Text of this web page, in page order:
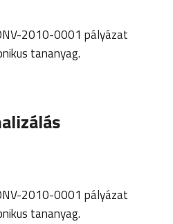
2010-0001 pályázat
tananyag.
2010-0001 pályázat
tananyag.